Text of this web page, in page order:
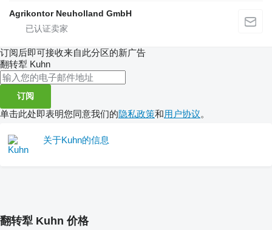
Agrikontor Neuholland GmbH
订阅后即可接收来自此分区的新广告
翻转犁 Kuhn
订阅
单击此处即表明您同意我们的隐私政策和用户协议。
关于Kuhn的信息
翻转犁 Kuhn 价格